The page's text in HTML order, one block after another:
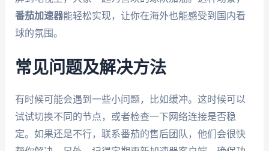
番茄加速器能轻松实现，让你在海外也能感受到国内看
球的氛围。
常见问题及解决方法
有时候可能会遇到一些小问题，比如缓冲。这时候可以
试试切换不同的节点，或者检查一下网络连接是否稳
定。如果还是不行，联系番茄的售后团队，他们会很快